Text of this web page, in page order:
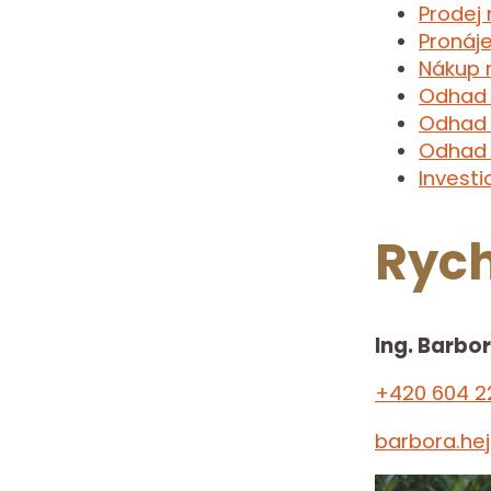
Ing.
+420 604